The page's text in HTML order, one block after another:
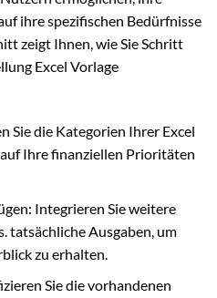
ihre spezifischen Bedürfnisse
zeigt Ihnen, wie Sie Schritt
Excel Vorlage
Sie die Kategorien Ihrer Excel
Ihre finanziellen Prioritäten
Integrieren Sie weitere
tatsächliche Ausgaben, um
zu erhalten.
Sie die vorhandenen